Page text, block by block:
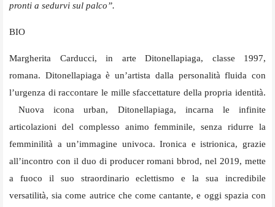
pronti a sedurvi sul palco”.
BIO
Margherita Carducci, in arte Ditonellapiaga, classe 1997,
romana. Ditonellapiaga è un’artista dalla personalità fluida con
l’urgenza di raccontare le mille sfaccettature della propria identità.
Nuova icona urban, Ditonellapiaga, incarna le infinite
articolazioni del complesso animo femminile, senza ridurre la
femminilità a un’immagine univoca. Ironica e istrionica, grazie
all’incontro con il duo di producer romani bbrod, nel 2019, mette
a fuoco il suo straordinario eclettismo e la sua incredibile
versatilità, sia come autrice che come cantante, e oggi spazia con